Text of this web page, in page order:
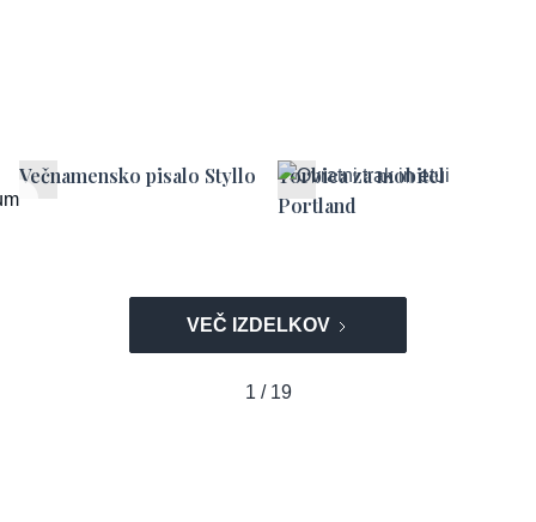
Večnamensko pisalo Styllo
Torbica za mobitel
Portland
VEČ IZDELKOV
1 / 19